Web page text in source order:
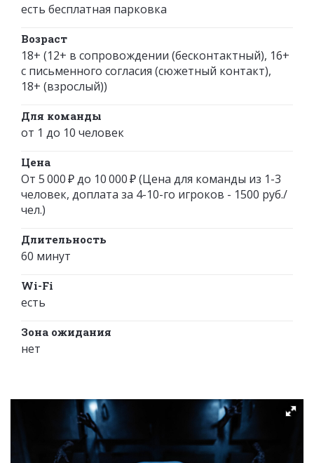
есть бесплатная парковка
Возраст
18+ (12+ в сопровождении (бесконтактный), 16+
с письменного согласия (сюжетный контакт),
18+ (взрослый))
Для команды
от 1 до 10 человек
Цена
От 5 000 ₽ до 10 000 ₽ (Цена для команды из 1-3
человек, доплата за 4-10-го игроков - 1500 руб./
чел.)
Длительность
60 минут
Wi-Fi
есть
Зона ожидания
нет